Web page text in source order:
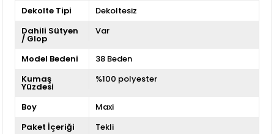
Dekolte Tipi
Dekoltesiz
Dahili Sütyen
/ Glop
Var
Model Bedeni
38 Beden
Kumaş
Yüzdesi
%100 polyester
Boy
Maxi
Paket İçeriği
Tekli